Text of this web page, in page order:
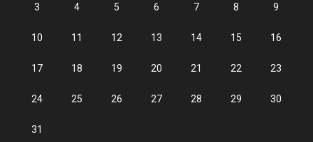
3 4 5 6 7 8 9
10 11 12 13 14 15 16
17 18 19 20 21 22 23
24 25 26 27 28 29 30
31